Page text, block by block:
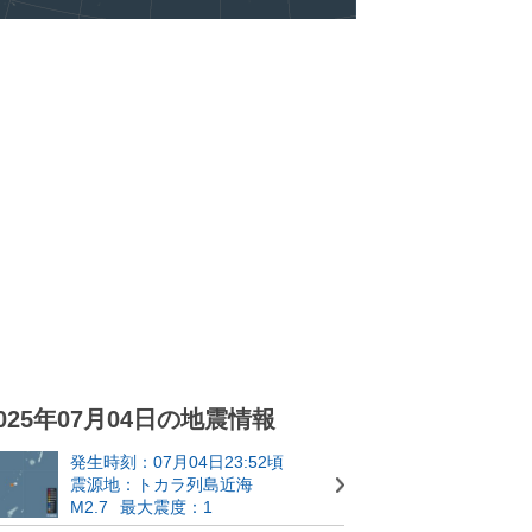
年07月04日の地震情報
発生時刻：07月04日23:52頃
震源地：トカラ列島近海
M2.7
最大震度：1